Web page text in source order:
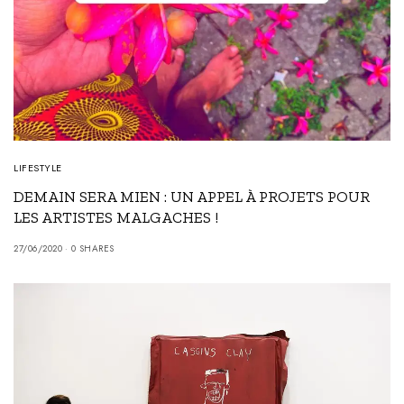
LIFESTYLE
DEMAIN SERA MIEN : UN APPEL À PROJETS POUR
LES ARTISTES MALGACHES !
27/06/2020 0 SHARES